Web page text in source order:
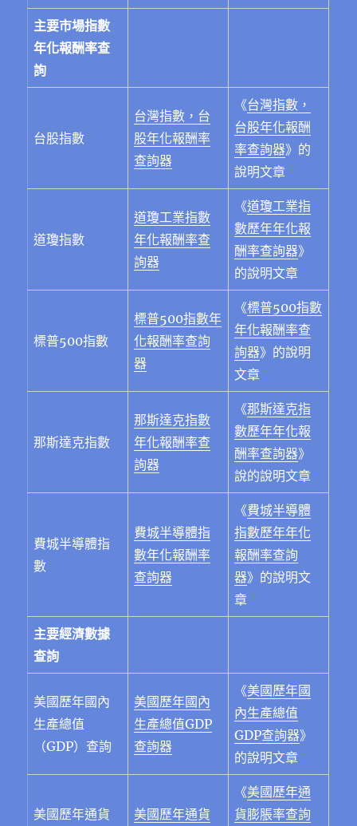
主要市場指數
年化報酬率查
詢
台股指數
台灣指數，台
股年化報酬率
查詢器
《台灣指數，
台股年化報酬
率查詢器》的
說明文章
道瓊指數
道瓊工業指數
年化報酬率查
詢器
《道瓊工業指
數歷年年化報
酬率查詢器》
的說明文章
標普500指數
標普500指數年
化報酬率查詢
器
《標普500指數
年化報酬率查
詢器》的說明
文章
那斯達克指數
那斯達克指數
年化報酬率查
詢器
《那斯達克指
數歷年年化報
酬率查詢器》
說的說明文章
費城半導體指
數
費城半導體指
數年化報酬率
查詢器
《費城半導體
指數歷年年化
報酬率查詢
器》的說明文
章
主要經濟數據
查詢
美國歷年國內
⽣產總值
（GDP）查詢
美國歷年國內
生產總值GDP
查詢器
《美國歷年國
內生產總值
GDP查詢器》
的說明文章
美國歷年通貨
美國歷年通貨
《美國歷年通
貨膨脹率查詢